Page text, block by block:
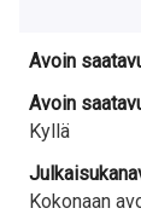
Avoin
Avoin
Kyllä
Kokonaan